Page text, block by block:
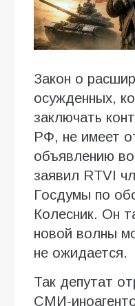
Закон о
осужденных,
заключать
РФ, не имеет
объявлению
заявил RTVI
Госдумы по
Колесник. Он
новой волны
не ожидается.
Так депутат
СМИ-